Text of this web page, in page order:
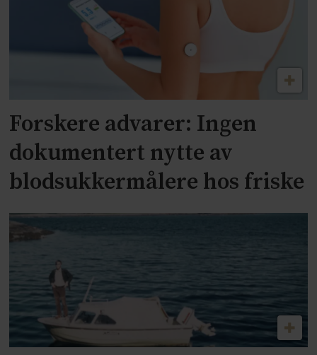
Forskere advarer: Ingen
dokumentert nytte av
blodsukkermålere hos friske